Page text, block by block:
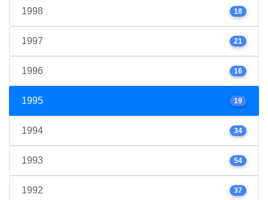
1998 18
1997 21
1996 16
1995 19
1994 34
1993 54
1992 37